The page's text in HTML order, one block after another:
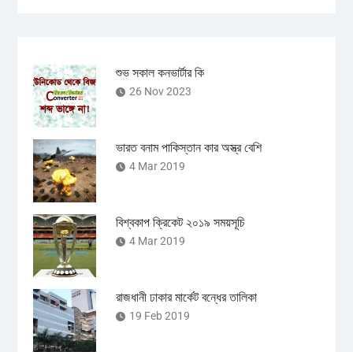
শুভ সকাল কনভার্টার কি
26 Nov 2023
ভারত বনাম পাকিস্তান কার অস্ত্র বেশি
4 Mar 2019
বিশ্বকাপ ক্রিকেট ২০১৯ সময়সূচি
4 Mar 2019
রাজধানী ঢাকার মার্কেট বন্ধের তালিকা
19 Feb 2019